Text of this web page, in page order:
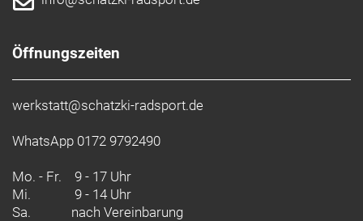
Öffnungszeiten
werkstatt@schatzki-radsport.de
WhatsApp 0172 9792490
Mo. - Fr. 9 - 17 Uhr
Mi.
9 - 14 Uhr
Sa.
nach Vereinbarung